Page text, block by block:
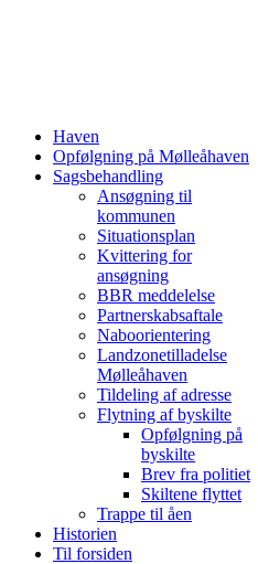
Haven
Opfølgning på Mølleåhaven
Sagsbehandling
Ansøgning til
kommunen
Situationsplan
Kvittering for
ansøgning
BBR meddelelse
Partnerskabsaftale
Naboorientering
Landzonetilladelse
Mølleåhaven
Tildeling af adresse
Flytning af byskilte
Opfølgning på
byskilte
Brev fra politiet
Skiltene flyttet
Trappe til åen
Historien
Til forsiden